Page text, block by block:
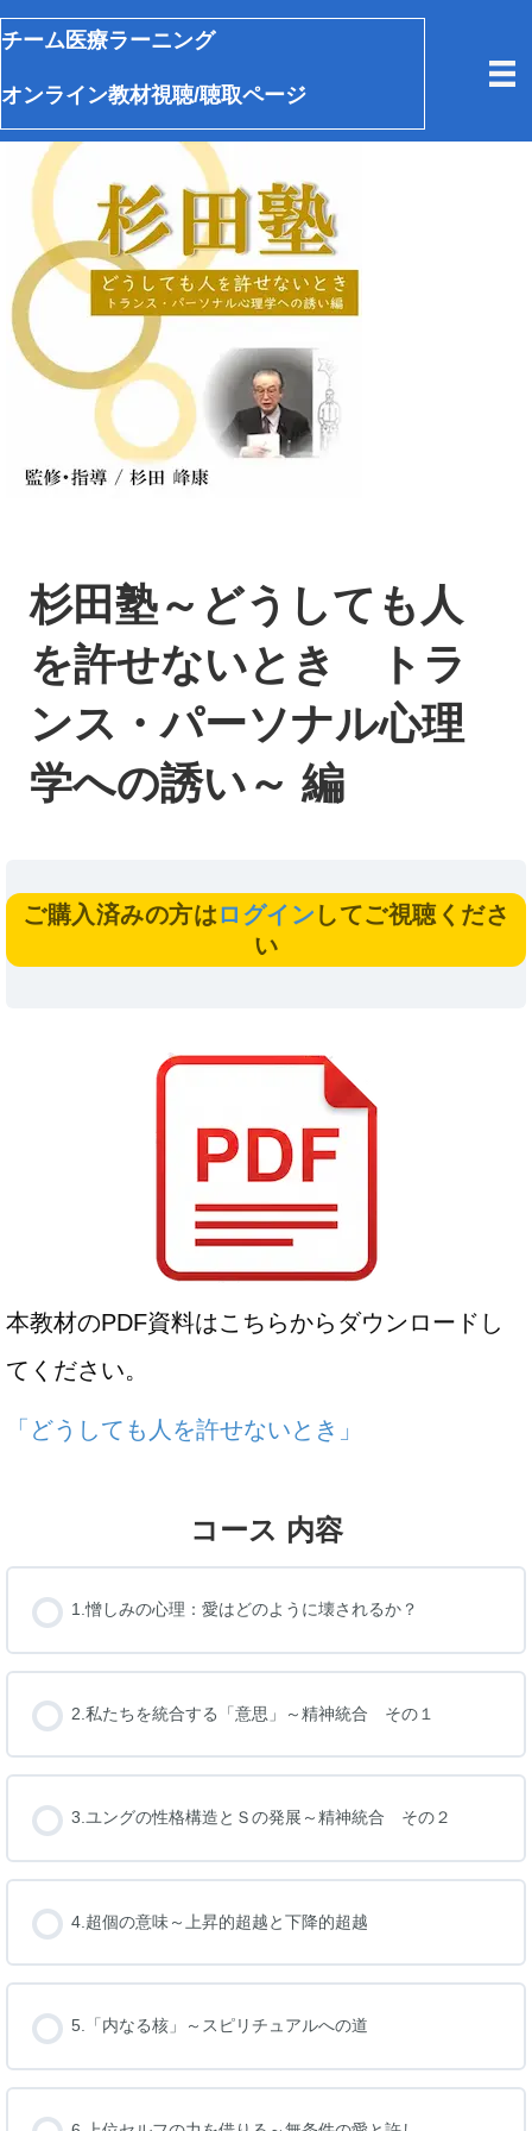
チーム医療ラーニング
オンライン教材視聴/聴取ページ
杉田塾～どうしても人
を許せないとき トラ
ンス・パーソナル心理
学への誘い～ 編
ご購入済みの方はログイン してご視聴くださ
い
本教材のPDF資料はこちらからダウンロードし
てください。
「どうしても人を許せないとき」
コース 内容
1.憎しみの心理：愛はどのように壊されるか？
2.私たちを統合する「意思」～精神統合 その１
3.ユングの性格構造とＳの発展～精神統合 その２
4.超個の意味～上昇的超越と下降的超越
5.「内なる核」～スピリチュアルへの道